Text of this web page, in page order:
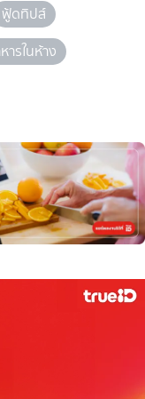
ฟู้ดทิปส์
ารในห้าง